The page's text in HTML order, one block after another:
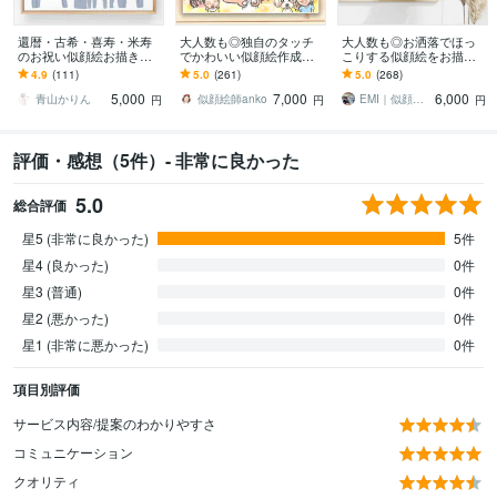
還暦・古希・喜寿・米寿
のお祝い似顔絵お描きし
ます 別々のお写真からOK
♪大切な人へ特別な記念品
を贈りませんか？
4.9 (111)
青山かりん
5,000 円
大人数も◎独自のタッチ
でかわいい似顔絵作成し
ます 還暦や米寿、誕生日
プレゼント、結婚記念日
のお祝いに
5.0 (261)
似顔絵師anko 7,000 円
大人数も◎お洒落でほっ
こりする似顔絵をお描き
します 長寿祝いやウエデ
ィングに。バラバラの写
真でもOK！
5.0 (268)
EMI｜似顔絵EgaO
6,000 円
評価・感想（5件）- 非常に良かった
総合評価 5.0
星5 (非常に良かった)
5件
星4 (良かった)
0件
星3 (普通)
0件
星2 (悪かった)
0件
星1 (非常に悪かった)
0件
項目別評価
サービス内容/提案のわかりやすさ
コミュニケーション
クオリティ